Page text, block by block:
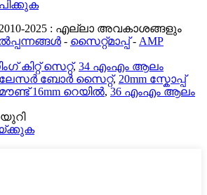
2025 : എല്ലാ അവകാശങ്ങളും
- സൈറ്റ്മാപ്പ്- AMP
കിറ്റ് സെറ്റ്, 34 എംഎം ആലം
ലേസർ ബോർ സൈറ്റ്, 20mm സ്കോപ്പ്
16mm റെയിൽ, 36 എംഎം ആലം